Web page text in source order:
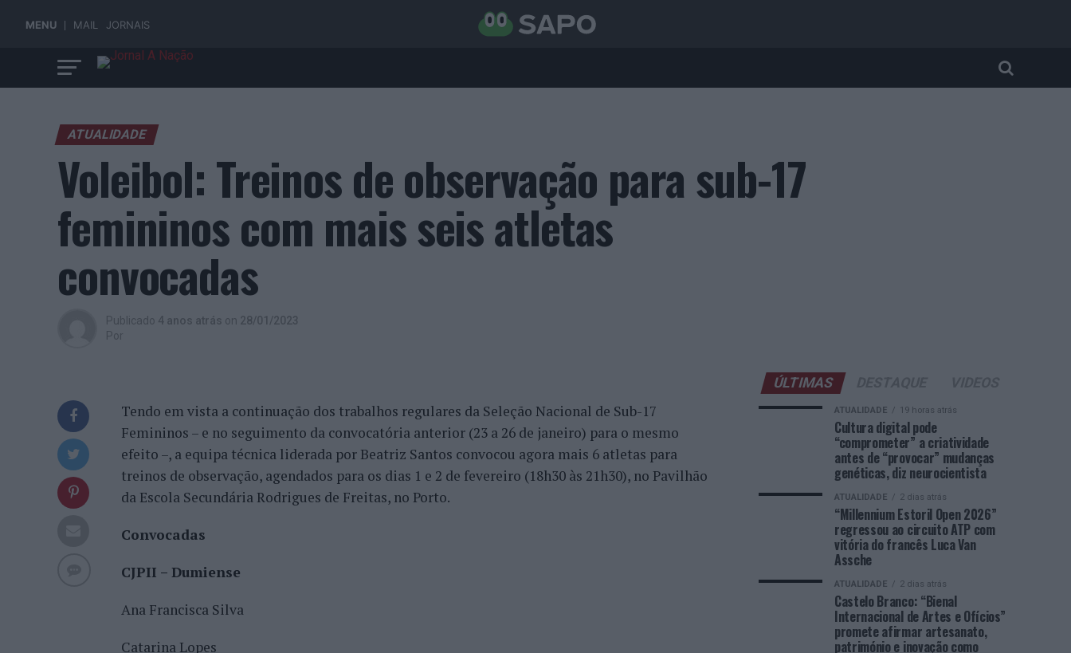
MENU MAIL JORNAIS
ATUALIDADE
Voleibol: Treinos de observação para sub-17
femininos com mais seis atletas
convocadas
Publicado 4 anos atrás on 28/01/2023
Por
Tendo em vista a continuação dos trabalhos regulares da Seleção Nacional de Sub-17
Femininos – e no seguimento da convocatória anterior (23 a 26 de janeiro) para o mesmo
efeito –, a equipa técnica liderada por Beatriz Santos convocou agora mais 6 atletas para
treinos de observação, agendados para os dias 1 e 2 de fevereiro (18h30 às 21h30), no Pavilhão
da Escola Secundária Rodrigues de Freitas, no Porto.
Convocadas
CJPII – Dumiense
Ana Francisca Silva
Catarina Lopes
ÚLTIMAS
ATUALIDADE 19 horas atrás
Cultura digital pode
“comprometer” a criatividade
antes de “provocar” mudanças
genéticas, diz neurocientista
ATUALIDADE 2 dias atrás
“Millennium Estoril Open 2026”
regressou ao circuito ATP com
vitória do francês Luca Van
Assche
ATUALIDADE 2 dias atrás
Castelo Branco: “Bienal
Internacional de Artes e Ofícios”
promete afirmar artesanato,
património e inovação como